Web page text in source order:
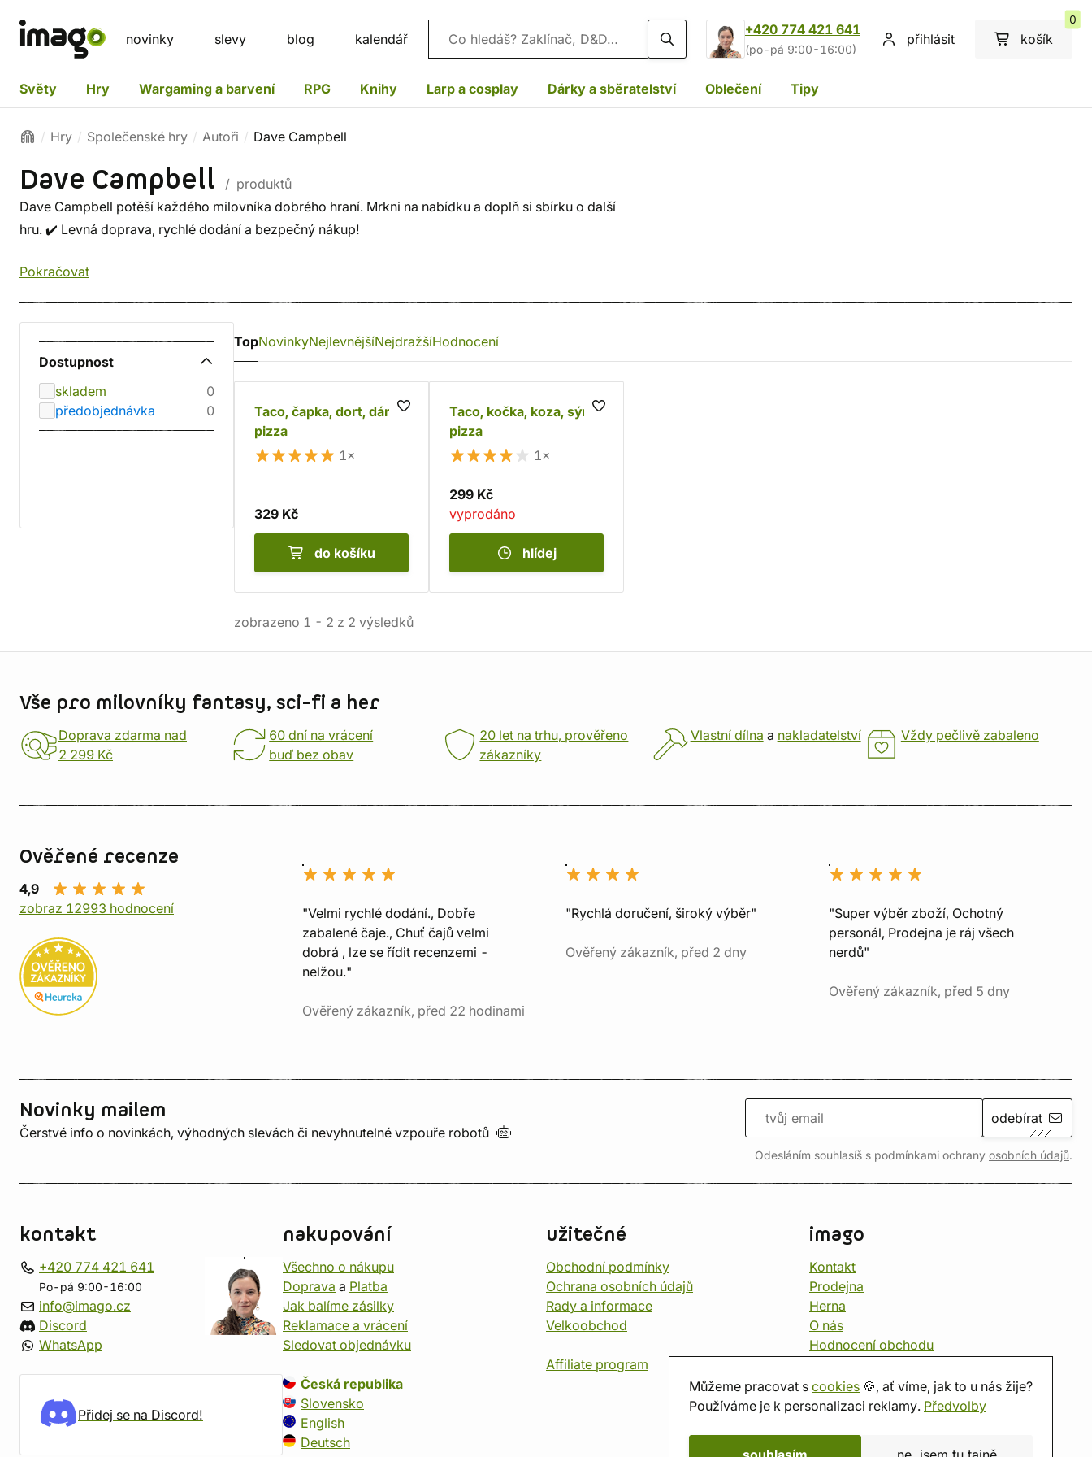
novinky slevy blog kalendář Vyhledávání
+420 774 421 641
(po-pá 9:00-16:00)
přihlásit košík
0
Světy Hry Wargaming a barvení RPG Knihy Larp a cosplay Dárky a sběratelství Oblečení Tipy
Hry Společenské hry Autoři Dave Campbell
Dave Campbell
/ produktů
Dave Campbell potěší každého milovníka dobrého hraní. Mrkni na nabídku a doplň si sbírku o další
hru. ✔️ Levná doprava, rychlé dodání a bezpečný nákup!
Pokračovat
Dostupnost
skladem
0
předobjednávka
0
TopNovinkyNejlevnějšíNejdražšíHodnocení
Taco, čapka, dort, dárek,
pizza
1×
329 Kč
do košíku
Taco, kočka, koza, sýr,
pizza
1×
299 Kč
vyprodáno
hlídej
zobrazeno 1 - 2 z 2 výsledků
Můžeme pracovat s cookies 🍪, ať víme, jak to u nás žije?
Používáme je k personalizaci reklamy. Předvolby
Vše pro milovníky fantasy, sci-fi a her
Doprava zdarma nad
2 299 Kč
60 dní na vrácení
buď bez obav
20 let na trhu, prověřeno
zákazníky
Vlastní dílna a nakladatelství Vždy pečlivě zabaleno
Ověřené recenze
4,9
zobraz 12993 hodnocení
"Velmi rychlé dodání., Dobře
zabalené čaje., Chuť čajů velmi
dobrá , lze se řídit recenzemi -
nelžou."
Ověřený zákazník, před 22 hodinami
"Rychlá doručení, široký výběr"
Ověřený zákazník, před 2 dny
"Super výběr zboží, Ochotný
personál, Prodejna je ráj všech
nerdů"
Ověřený zákazník, před 5 dny
Novinky mailem
Čerstvé info o novinkách, výhodných slevách či nevyhnutelné vzpouře robotů
odebírat
Odesláním souhlasíš s podmínkami ochrany osobních údajů.
kontakt
+420 774 421 641
Po-pá 9:00-16:00
info@imago.cz
Discord
WhatsApp
Přidej se na Discord!
nakupování
Všechno o nákupu
Doprava a Platba
Jak balíme zásilky
Reklamace a vrácení
Sledovat objednávku
Česká republika
Slovensko
English
Deutsch
užitečné
Obchodní podmínky
Ochrana osobních údajů
Rady a informace
Velkoobchod
Affiliate program
imago
Kontakt
Prodejna
Herna
O nás
Hodnocení obchodu
Kalendář
imago.blog